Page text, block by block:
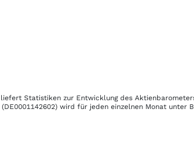
liefert Statistiken zur Entwicklung des
(DE0001142602) wird für jeden einzelnen Monat unter